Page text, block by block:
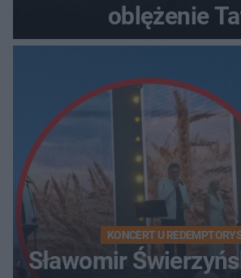
oblężenie
KONCERT U
Sławomir